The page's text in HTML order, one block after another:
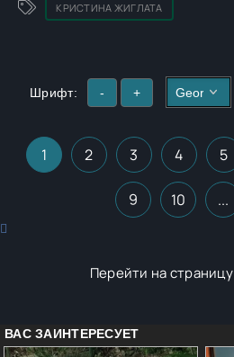
КРИСТИНА ЖИГЛАТА
Шрифт: - +
1 2 3 4 5
9 10 ...
Перейти на